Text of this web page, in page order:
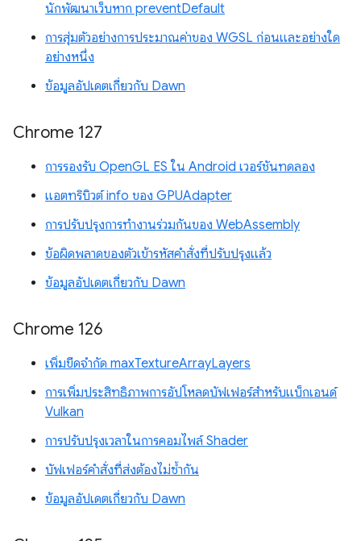
นักพัฒนาเว็บหาก preventDefault
การสุ่มตัวอย่างการประมาณค่าของ WGSL ก่อนและอย่างใด
อย่างหนึ่ง
ข้อมูลอัปเดตเกี่ยวกับ Dawn
Chrome 127
การรองรับ OpenGL ES ใน Android เวอร์ชันทดลอง
แอตทริบิวต์ info ของ GPUAdapter
การปรับปรุงการทำงานร่วมกันของ WebAssembly
ข้อผิดพลาดของตัวเข้ารหัสคำสั่งที่ปรับปรุงแล้ว
ข้อมูลอัปเดตเกี่ยวกับ Dawn
Chrome 126
เพิ่มขีดจำกัด maxTextureArrayLayers
การเพิ่มประสิทธิภาพการอัปโหลดบัฟเฟอร์สำหรับแบ็กเอนด์
Vulkan
การปรับปรุงเวลาในการคอมไพล์ Shader
บัฟเฟอร์คำสั่งที่ส่งต้องไม่ซ้ำกัน
ข้อมูลอัปเดตเกี่ยวกับ Dawn